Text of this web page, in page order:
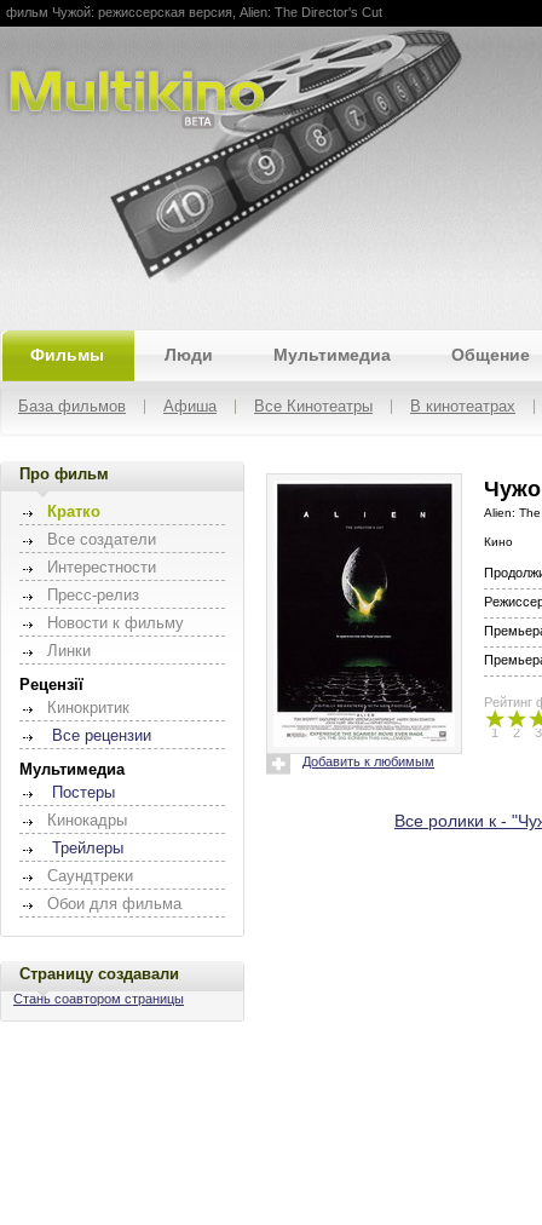
Multikino
фильм Чужой: режиссерская версия, Alien: The Director's Cut
Фильмы Люди Мультимедиа Общение
База фильмов Афиша Все Кинотеатры В кинотеатрах
Про фильм
Кратко
Все создатели
Интерестности
Пресс-релиз
Новости к фильму
Линки
Рецензії
Кинокритик
Все рецензии
Мультимедиа
Постеры
Кинокадры
Трейлеры
Саундтреки
Обои для фильма
Страницу создавали
Стань соавтором страницы
Добавить к любимым
Alien:
Кино
Рейтинг
1 2 3
Все ролики к -